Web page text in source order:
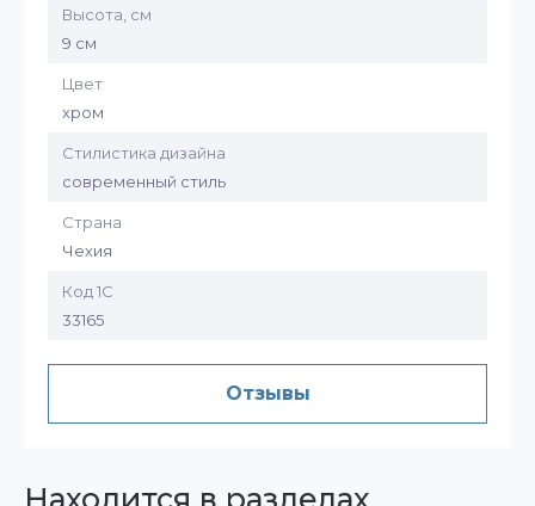
Высота, см
9 см
Цвет
хром
Стилистика дизайна
современный стиль
Страна
Чехия
Код 1С
33165
Отзывы
Находится в разделах